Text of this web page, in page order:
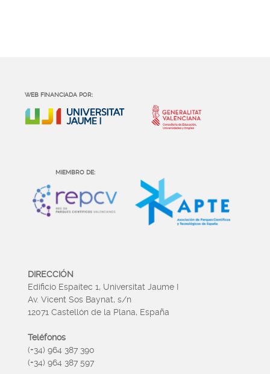
WEB FINANCIADA POR:
MIEMBRO DE:
DIRECCIÓN
Edificio Espaitec 1, Universitat Jaume I
Av. Vicent Sos Baynat, s/n
12071 Castellón de la Plana, España
Teléfonos
(+34) 964 387 390
(+34) 964 387 597